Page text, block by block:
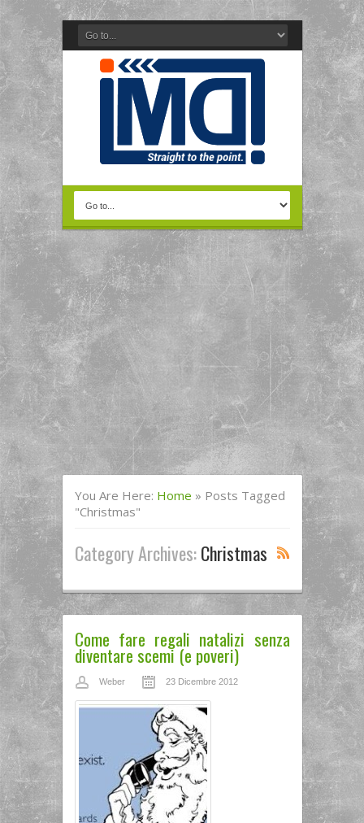
You Are Here: Home » Posts Tagged
"christmas"
Category Archives:Christmas
Come fare regali natalizi senza
diventare scemi (e poveri)
Weber 23 Dicembre 2012